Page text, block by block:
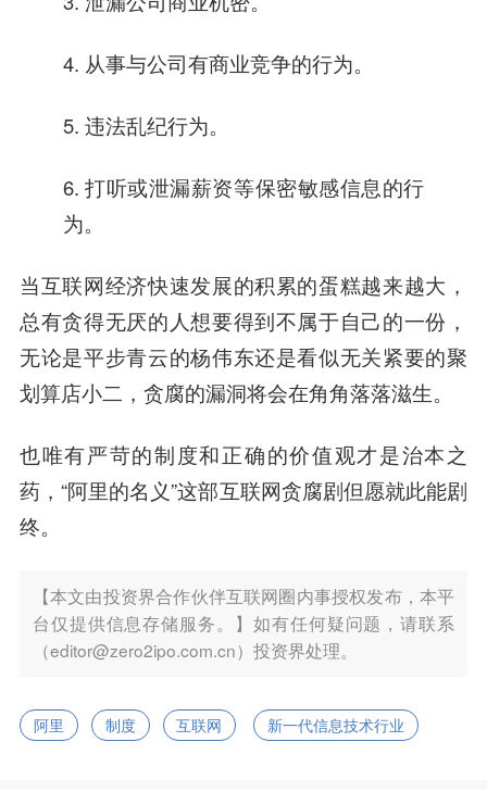
4. 从事与公司有商业竞争的行为。
5. 违法乱纪行为。
6. 打听或泄漏薪资等保密敏感信息的行
为。
当互联网经济快速发展的积累的蛋糕越来越大，
总有贪得无厌的人想要得到不属于自己的一份，
无论是平步青云的杨伟东还是看似无关紧要的聚
划算店小二，贪腐的漏洞将会在角角落落滋生。
也唯有严苛的制度和正确的价值观才是治本之
药，“阿里的名义”这部互联网贪腐剧但愿就此能剧
终。
【本文由投资界合作伙伴互联网圈内事授权发布，本平
台仅提供信息存储服务。】如有任何疑问题，请联系
（editor@zero2ipo.com.cn）投资界处理。
阿里 制度 互联网 新一代信息技术行业